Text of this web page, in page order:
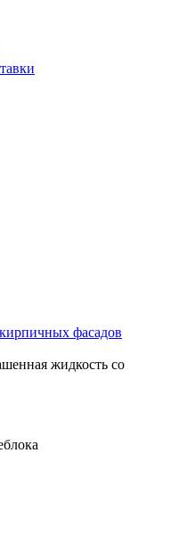
фасадов
жидкость со